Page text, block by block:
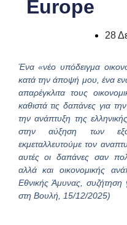
Europe
28
Ένα «νέο υπόδειγμα
κατά την άποψή μου, ένα
απαρέγκλιτα τους
καθιστά τις δαπάνες για
την ανάπτυξη της
στην αύξηση των
εκμεταλλευτούμε τον
αυτές οι δαπάνες σαν
αλλά και οικονομικής
Εθνικής Άμυνας,
στη Βουλή, 15/12/2025)